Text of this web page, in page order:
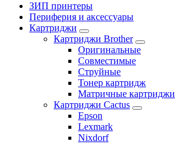
ЗИП принтеры
Периферия и аксессуары
Картриджи
Картриджи Brother
Оригинальные
Совместимые
Струйные
Тонер картридж
Матричные картриджи
Картриджи Cactus
Epson
Lexmark
Nixdorf